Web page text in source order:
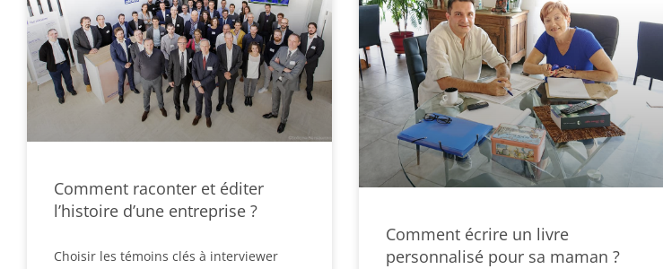
Comment raconter et éditer
l’histoire d’une entreprise ?
Choisir les témoins clés à interviewer
Comment écrire un livre
personnalisé pour sa maman ?